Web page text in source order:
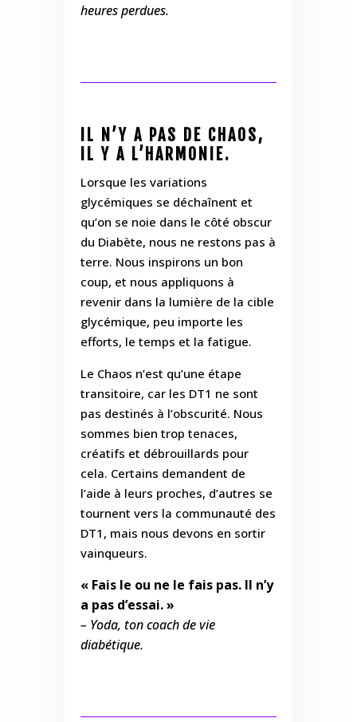
heures perdues.
IL N’Y A PAS DE CHAOS,
IL Y A L’HARMONIE.
Lorsque les variations
glycémiques se déchaînent et
qu’on se noie dans le côté obscur
du Diabète, nous ne restons pas à
terre. Nous inspirons un bon
coup, et nous appliquons à
revenir dans la lumière de la cible
glycémique, peu importe les
efforts, le temps et la fatigue.
Le Chaos n’est qu’une étape
transitoire, car les DT1 ne sont
pas destinés à l’obscurité. Nous
sommes bien trop tenaces,
créatifs et débrouillards pour
cela. Certains demandent de
l’aide à leurs proches, d’autres se
tournent vers la communauté des
DT1, mais nous devons en sortir
vainqueurs.
« Fais le ou ne le fais pas. Il n’y
a pas d’essai. »
– Yoda, ton coach de vie
diabétique.